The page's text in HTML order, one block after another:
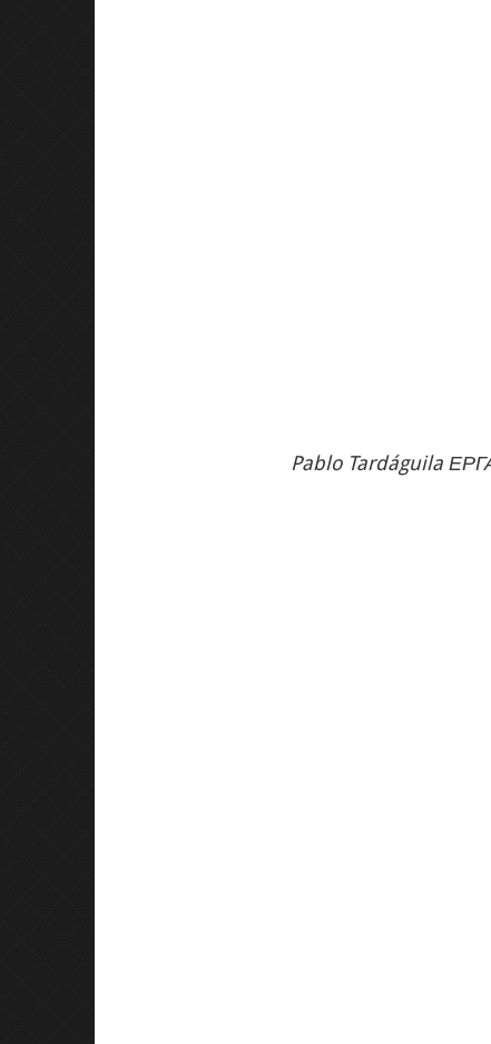
Pablo Tardáguila